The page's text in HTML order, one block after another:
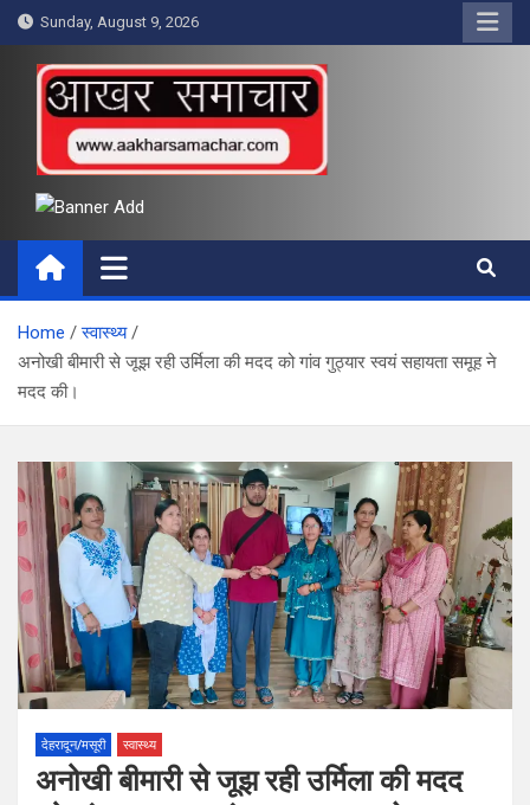
Skip
to
content
Sunday, August 9, 2026
आखर समाचार
Home
स्वास्थ्य
अनोखी बीमारी से जूझ रही उर्मिला की मदद को गांव गुठ्यार स्वयं सहायता समूह ने
मदद की।
देहरादून/मसूरी स्वास्थ्य
अनोखी बीमारी से जूझ रही उर्मिला की मदद